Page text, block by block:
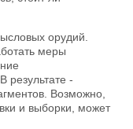
орудий.
меры
результате -
Возможно,
и выборки, может